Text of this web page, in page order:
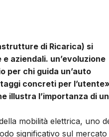
di Ricarica) si
aziendali. un’evoluzione
per chi guida un’auto
concreti per
illustra l’importanza di un
mobilità elettrica, uno
significativo sul mercato